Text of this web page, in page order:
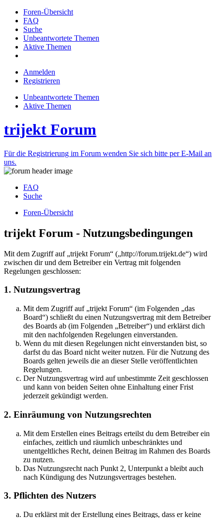
Foren-Übersicht
FAQ
Suche
Unbeantwortete Themen
Aktive Themen
Anmelden
Registrieren
Unbeantwortete Themen
Aktive Themen
trijekt Forum
Für die Registrierung im Forum wenden Sie sich bitte per E-Mail an
uns.
FAQ
Suche
Foren-Übersicht
trijekt Forum - Nutzungsbedingungen
Mit dem Zugriff auf „trijekt Forum“ („http://forum.trijekt.de“) wird
zwischen dir und dem Betreiber ein Vertrag mit folgenden
Regelungen geschlossen:
1. Nutzungsvertrag
Mit dem Zugriff auf „trijekt Forum“ (im Folgenden „das
Board“) schließt du einen Nutzungsvertrag mit dem Betreiber
des Boards ab (im Folgenden „Betreiber“) und erklärst dich
mit den nachfolgenden Regelungen einverstanden.
Wenn du mit diesen Regelungen nicht einverstanden bist, so
darfst du das Board nicht weiter nutzen. Für die Nutzung des
Boards gelten jeweils die an dieser Stelle veröffentlichten
Regelungen.
Der Nutzungsvertrag wird auf unbestimmte Zeit geschlossen
und kann von beiden Seiten ohne Einhaltung einer Frist
jederzeit gekündigt werden.
2. Einräumung von Nutzungsrechten
Mit dem Erstellen eines Beitrags erteilst du dem Betreiber ein
einfaches, zeitlich und räumlich unbeschränktes und
unentgeltliches Recht, deinen Beitrag im Rahmen des Boards
zu nutzen.
Das Nutzungsrecht nach Punkt 2, Unterpunkt a bleibt auch
nach Kündigung des Nutzungsvertrages bestehen.
3. Pflichten des Nutzers
Du erklärst mit der Erstellung eines Beitrags, dass er keine